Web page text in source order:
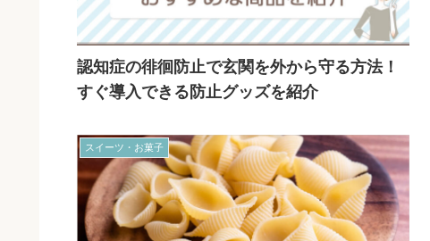
認知症の徘徊防止で玄関を外から守る方法！
すぐ導入できる防止グッズを紹介
スイーツ・お菓子